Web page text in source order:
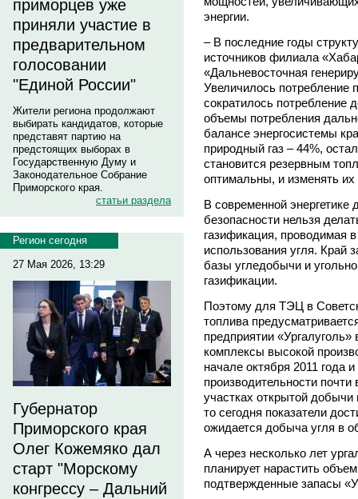
приморцев уже
приняли участие в
предварительном
голосовании
"Единой России"
Жители региона продолжают
выбирать кандидатов, которые
представят партию на
предстоящих выборах в
Государственную Думу и
Законодательное Собрание
Приморского края.
статьи раздела
Регион сегодня
27 Мая 2026, 13:29
Губернатор
Приморского края
Олег Кожемяко дал
старт "Морскому
конгрессу – Дальний
энергии.
– В последние годы
источников филиала
«Дальневосточная
Увеличилось потребление
сократилось потребление
объемы потребления
балансе энергосистемы
природный газ – 44%,
становится резервным
оптимальны, и изменять
В современной энергетике
безопасности нельзя
газификация, проводимая в
использования угля. Край
базы угледобычи и
газификации.
Поэтому для ТЭЦ в
топлива
предприятии
комплексы высокой
начале октября 2011 года
производительности
участках открытой добычи
то сегодня показатели
ожидается добыча угля в
А через несколько лет
планирует нарастить
подтвержденные запасы